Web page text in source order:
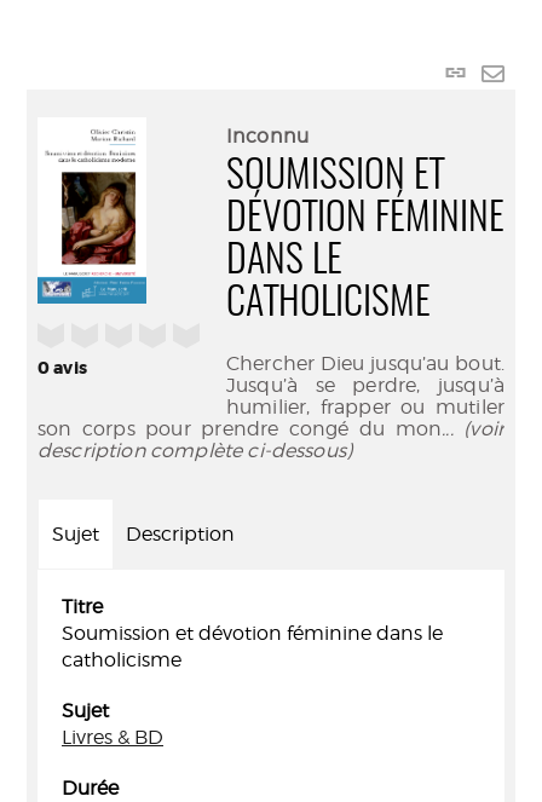
Lien
0avis
Inconnu
SOUMISSION ET
DÉVOTION FÉMININE
DANS LE
CATHOLICISME
Chercher Dieu jusqu’au bout.
Jusqu’à se perdre, jusqu’à
humilier, frapper ou mutiler
son corps pour prendre congé du mon... (voir
description complète ci-dessous)
Sujet Description
Titre
Soumission et dévotion féminine dans le
catholicisme
Sujet
Livres & BD
Durée